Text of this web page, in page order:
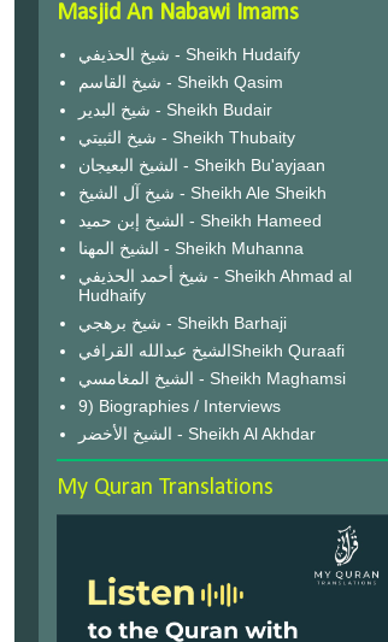
Masjid An Nabawi Imams
شيخ الحذيفي - Sheikh Hudaify
شيخ القاسم - Sheikh Qasim
شيخ البدير - Sheikh Budair
شيخ الثبيتي - Sheikh Thubaity
الشيخ البعيجان - Sheikh Bu'ayjaan
شيخ آل الشيخ - Sheikh Ale Sheikh
الشيخ إبن حميد - Sheikh Hameed
الشيخ المهنا - Sheikh Muhanna
شيخ أحمد الحذيفي - Sheikh Ahmad al
Hudhaify
شيخ برهجي - Sheikh Barhaji
الشيخ عبدالله القرافيSheikh Quraafi
الشيخ المغامسي - Sheikh Maghamsi
9) Biographies / Interviews
الشيخ الأخضر - Sheikh Al Akhdar
My Quran Translations